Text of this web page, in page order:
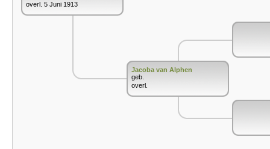
overl. 5 Juni 1913
Jacoba van Alphen
geb.
overl.